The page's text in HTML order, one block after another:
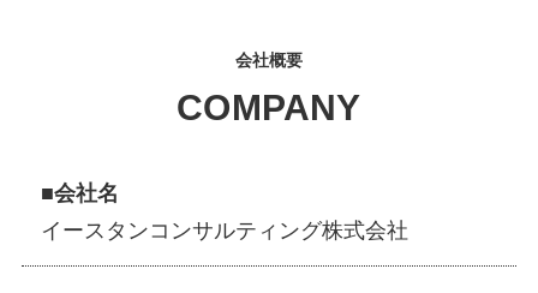
会社概要
COMPANY
■会社名
イースタンコンサルティング株式会社